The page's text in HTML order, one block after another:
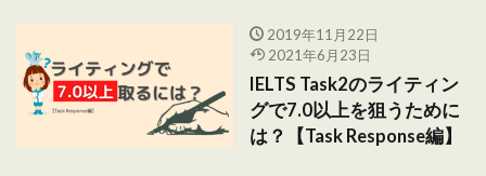
2019年11月22日
2021年6月23日
IELTS Task2のライティン
グで7.0以上を狙うために
は？【Task Response編】